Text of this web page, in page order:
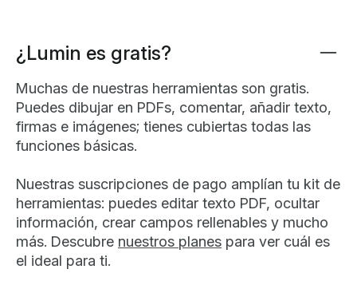
¿Lumin es gratis?
Muchas de nuestras herramientas son gratis.
Puedes dibujar en PDFs, comentar, añadir texto,
firmas e imágenes; tienes cubiertas todas las
funciones básicas.
Nuestras suscripciones de pago amplían tu kit de
herramientas: puedes editar texto PDF, ocultar
información, crear campos rellenables y mucho
más. Descubre nuestros planes para ver cuál es
el ideal para ti.